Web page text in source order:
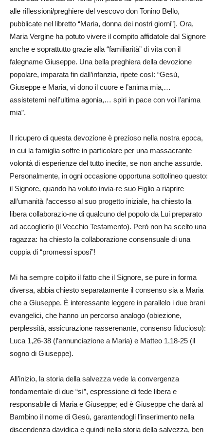
alle riflessioni/preghiere del vescovo don Tonino Bello,
pubblicate nel libretto “Maria, donna dei nostri giorni”]. Ora,
Maria Vergine ha potuto vivere il compito affidatole dal Signore
anche e soprattutto grazie alla “familiarità” di vita con il
falegname Giuseppe. Una bella preghiera della devozione
popolare, imparata fin dall’infanzia, ripete così: “Gesù,
Giuseppe e Maria, vi dono il cuore e l’anima mia,…
assistetemi nell’ultima agonia,… spiri in pace con voi l’anima
mia”.
Il ricupero di questa devozione è prezioso nella nostra epoca,
in cui la famiglia soffre in particolare per una massacrante
volontà di esperienze del tutto inedite, se non anche assurde.
Personalmente, in ogni occasione opportuna sottolineo questo:
il Signore, quando ha voluto invia-re suo Figlio a riaprire
all’umanità l’accesso al suo progetto iniziale, ha chiesto la
libera collaborazio-ne di qualcuno del popolo da Lui preparato
ad accoglierlo (il Vecchio Testamento). Però non ha scelto una
ragazza: ha chiesto la collaborazione consensuale di una
coppia di “promessi sposi”!
Mi ha sempre colpito il fatto che il Signore, se pure in forma
diversa, abbia chiesto separatamente il consenso sia a Maria
che a Giuseppe. È interessante leggere in parallelo i due brani
evangelici, che hanno un percorso analogo (obiezione,
perplessità, assicurazione rasserenante, consenso fiducioso):
Luca 1,26-38 (l’annunciazione a Maria) e Matteo 1,18-25 (il
sogno di Giuseppe).
All’inizio, la storia della salvezza vede la convergenza
fondamentale di due “sì”, espressione di fede libera e
responsabile di Maria e Giuseppe; ed è Giuseppe che darà al
Bambino il nome di Gesù, garantendogli l’inserimento nella
discendenza davidica e quindi nella storia della salvezza, ben